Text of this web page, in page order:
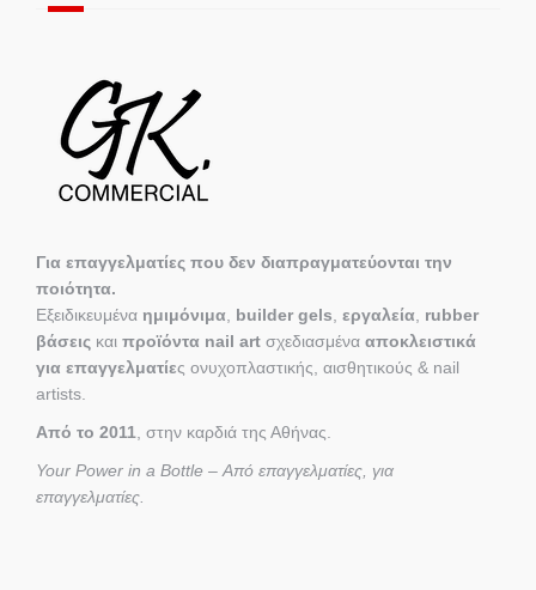
Για επαγγελματίες που δεν διαπραγματεύονται την
ποιότητα.
Εξειδικευμένα ημιμόνιμα builder gels εργαλεία rubber
βάσεις και προϊόντα nail art σχεδιασμένα αποκλειστικά
για επαγγελματίες ονυχοπλαστικής, αισθητικούς & nail
artists.
Από το 2011 , στην καρδιά της Αθήνας.
Your Power in a Bottle – Από επαγγελματίες, για
επαγγελματίες.